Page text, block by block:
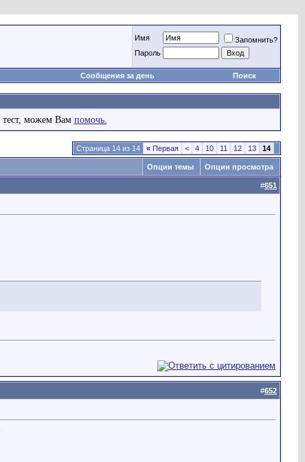
Имя
Запомнить?
Пароль
Сообщения за день Поиск
тест, можем Вам помочь.
Страница 14 из 14 « Первая < 4 10 11 12 13 14
Опции темы Опции просмотра
#651
#652